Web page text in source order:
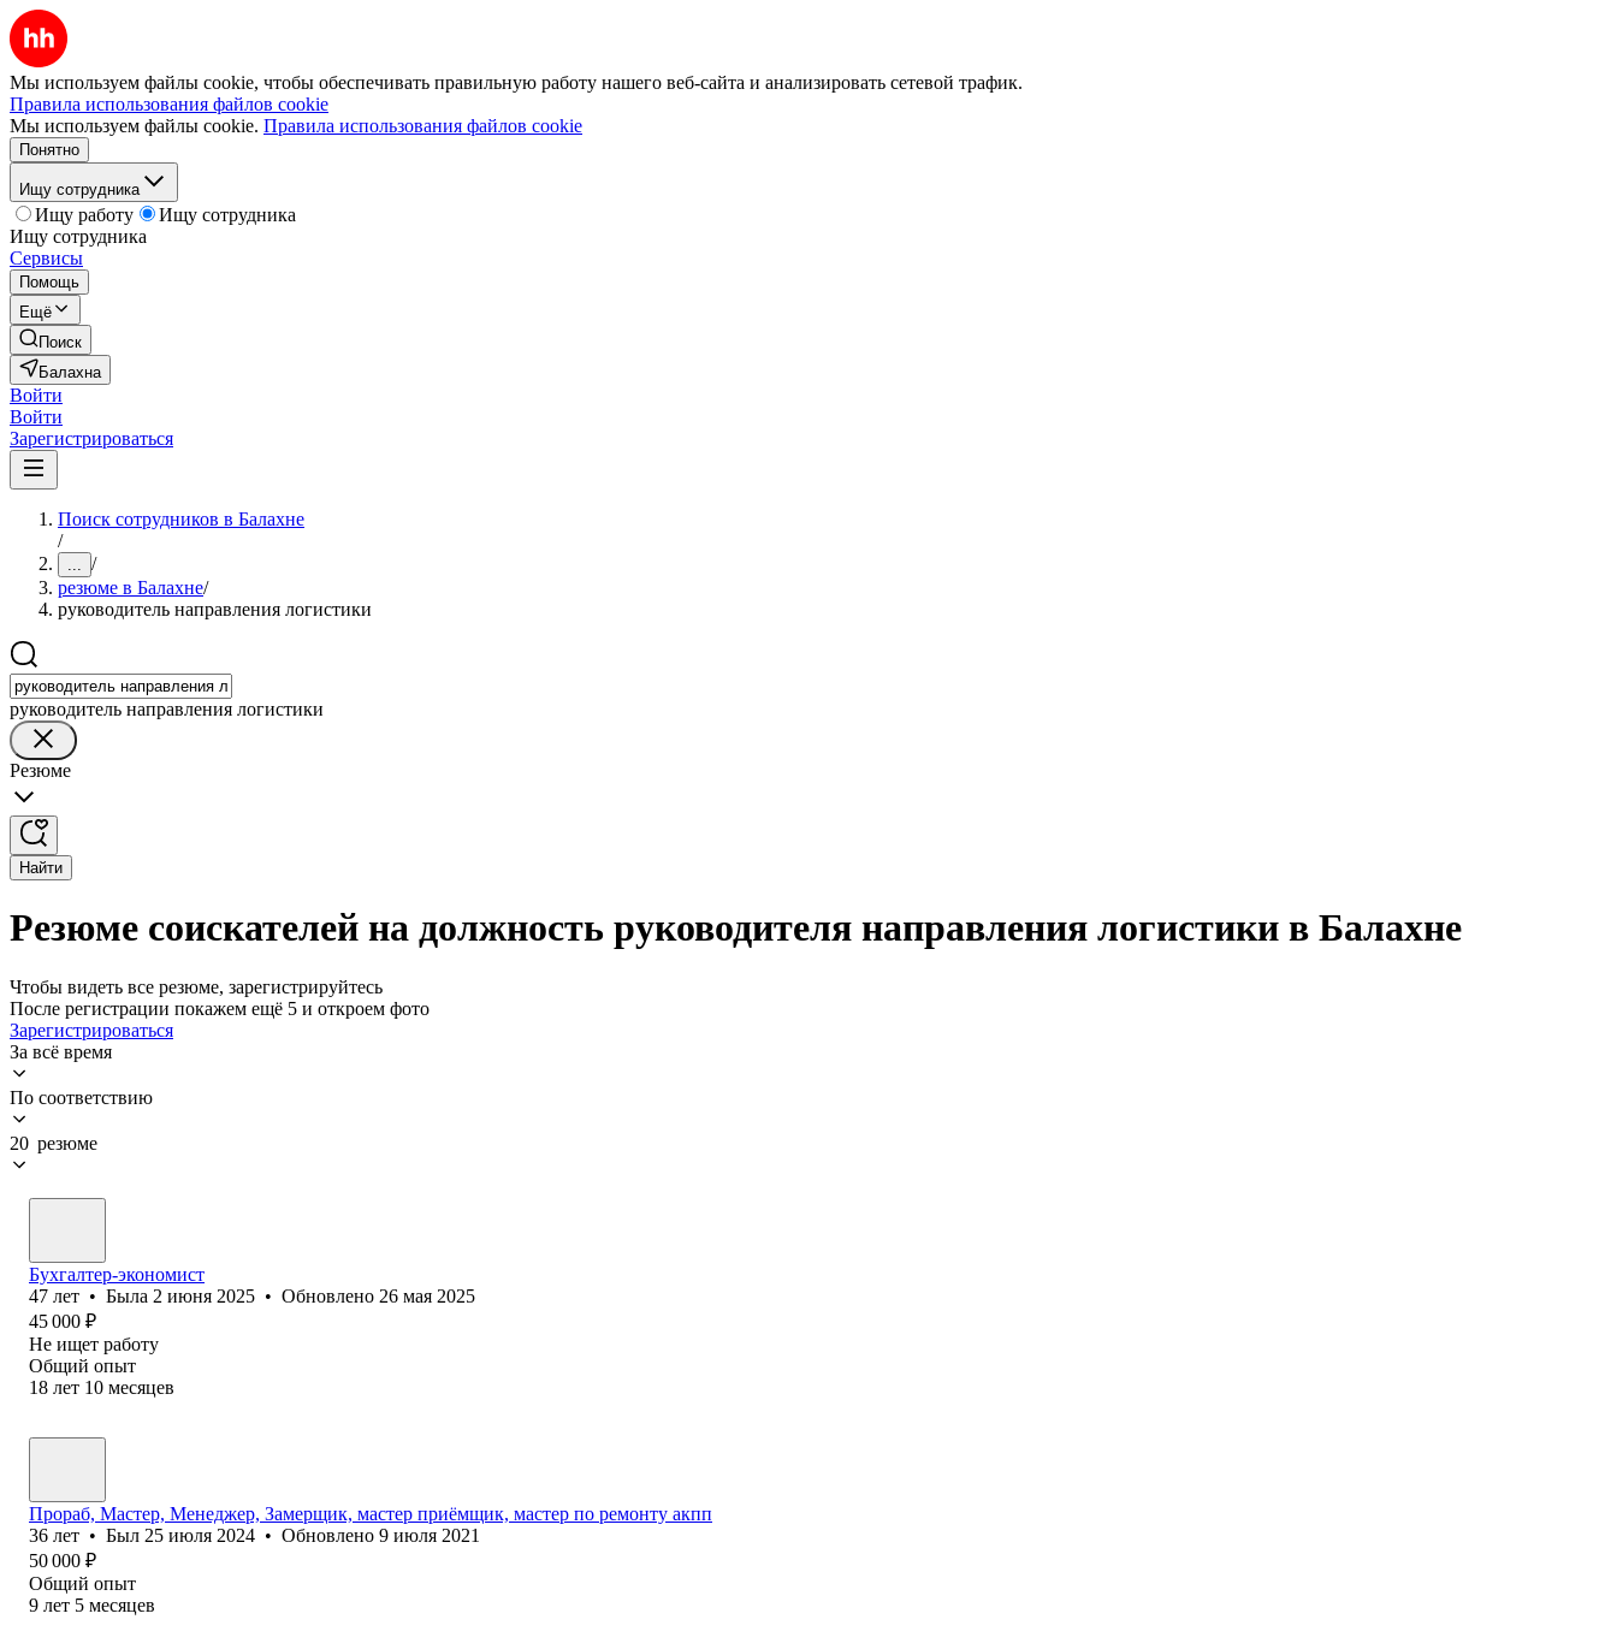
Мы используем файлы cookie, чтобы обеспечивать правильную работу нашего веб-сайта и анализировать сетевой трафик.
Правила использования файлов cookie
Мы используем файлы cookie. Правила использования файлов cookie
Понятно
Ищу сотрудника
Ищу работу
Ищу сотрудника
Ищу сотрудника
Сервисы
Помощь
Ещё
Поиск
Балахна
Войти
Войти
Зарегистрироваться
Поиск сотрудников в Балахне
/
... /
резюме в Балахне/
руководитель направления логистики
руководитель направления логистики
Резюме
Найти
Резюме соискателей на должность руководителя направления логистики в Балахне
Чтобы видеть все резюме, зарегистрируйтесь
После регистрации покажем ещё 5 и откроем фото
Зарегистрироваться
За всё время
По соответствию
20 резюме
Бухгалтер-экономист
47 лет • Была 2 июня 2025 • Обновлено 26 мая 2025
45 000 ₽
Не ищет работу
Общий опыт
18 лет 10 месяцев
Прораб, Мастер, Менеджер, Замерщик, мастер приёмщик, мастер по ремонту акпп
36 лет • Был 25 июля 2024 • Обновлено 9 июля 2021
50 000 ₽
Общий опыт
9 лет 5 месяцев